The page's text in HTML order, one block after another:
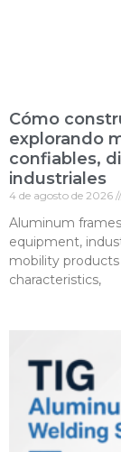
Cómo
explorando
confiables,
industriales
4 de agosto de 2026
Aluminum
equipment,
mobility
characteristics,